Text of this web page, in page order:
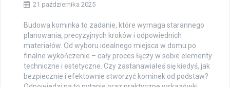
21 października 2025
Budowa kominka to zadanie, które wymaga starannego
planowania, precyzyjnych kroków i odpowiednich
materiałów. Od wyboru idealnego miejsca w domu po
finalne wykończenie – cały proces łączy w sobie elementy
techniczne i estetyczne. Czy zastanawiałeś się kiedyś, jak
bezpiecznie i efektownie stworzyć kominek od podstaw?